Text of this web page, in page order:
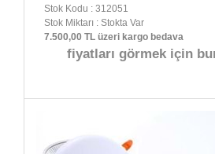
Stok Kodu : 312051
Stok Miktarı : Stokta Var
7.500,00 TL üzeri kargo bedava
fiyatları görmek için